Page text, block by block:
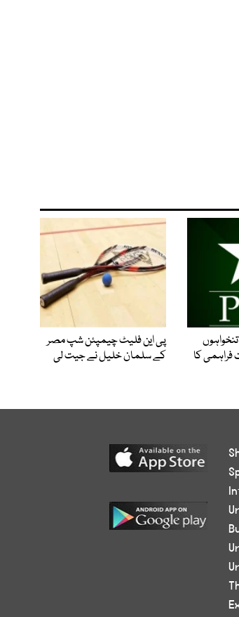
کا
پی این فلیٹ چیمپئن شپ مصر
کے سلمان خلیل نے جیت لی